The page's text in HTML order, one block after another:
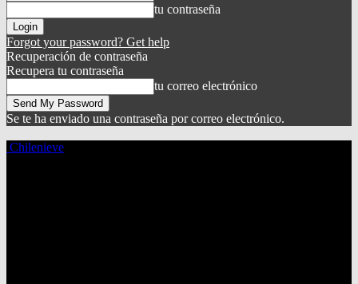
tu contraseña
Forgot your password? Get help
Recuperación de contraseña
Recupera tu contraseña
tu correo electrónico
Se te ha enviado una contraseña por correo electrónico.
Chilenieve